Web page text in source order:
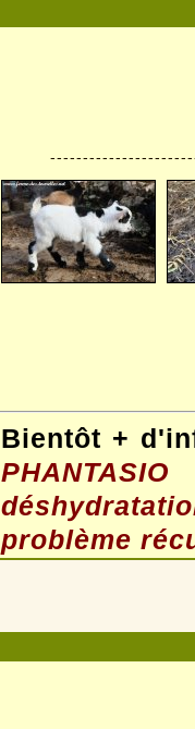
Bientôt +
problème